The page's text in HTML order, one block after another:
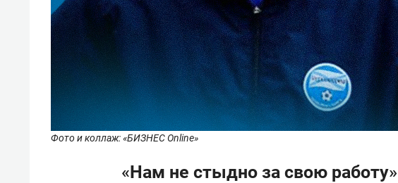
Фото и коллаж: «БИЗНЕС Online»
«Нам не стыдно за свою работу»